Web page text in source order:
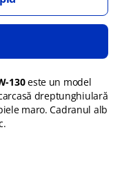
130este un model
dreptunghiulară
maro. Cadranul alb